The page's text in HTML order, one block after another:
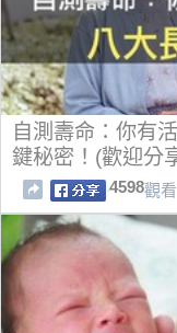
自測壽命：你有
鍵秘密！(歡迎分
4598觀看